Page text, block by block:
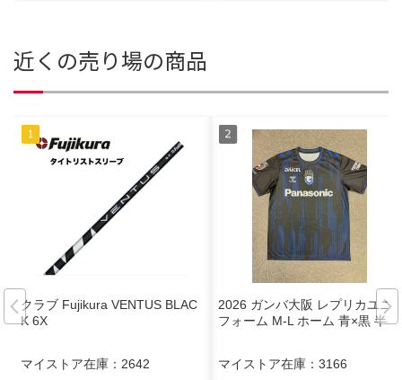
近くの売り場の商品
クラブ Fujikura VENTUS BLAC
K 6X
マイストア在庫： 2642
2026 ガンバ大阪 レプリカユニ
フォーム M-L ホーム 青×黒 半袖
マイストア在庫： 3166